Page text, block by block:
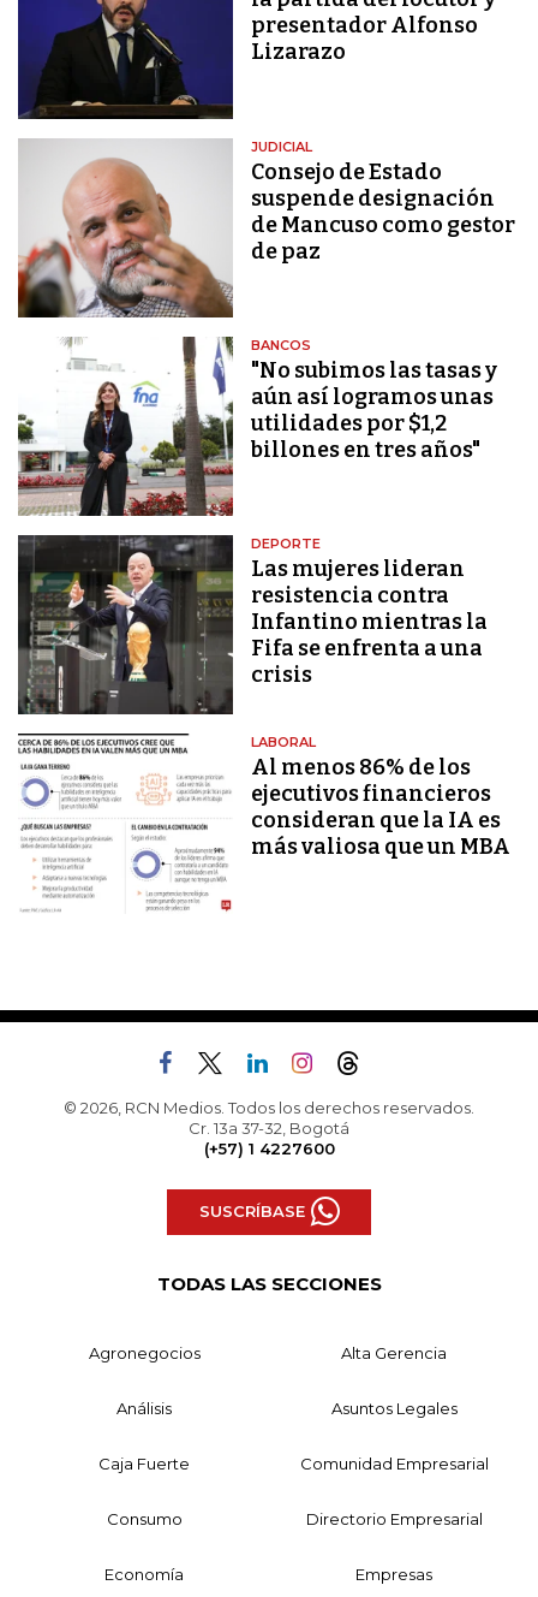
presentador Alfonso
Lizarazo
JUDICIAL
Consejo de Estado
suspende designación
de Mancuso como gestor
de paz
BANCOS
"No subimos las tasas y
aún así logramos unas
utilidades por $1,2
billones en tres años"
DEPORTE
Las mujeres lideran
resistencia contra
Infantino mientras la
Fifa se enfrenta a una
crisis
LABORAL
Al menos 86% de los
ejecutivos financieros
consideran que la IA es
más valiosa que un MBA
© 2026, RCN Medios. Todos los derechos reservados.
Cr. 13a 37-32, Bogotá
(+57) 1 4227600
SUSCRÍBASE
TODAS LAS SECCIONES
Agronegocios Alta Gerencia
Análisis Asuntos Legales
Caja Fuerte Comunidad Empresarial
Consumo Directorio Empresarial
Economía Empresas